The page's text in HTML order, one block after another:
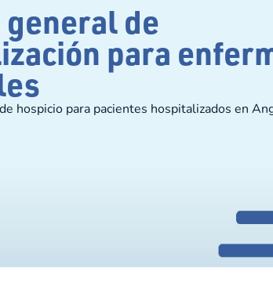
de
para
hospicio para pacientes hospitalizados en